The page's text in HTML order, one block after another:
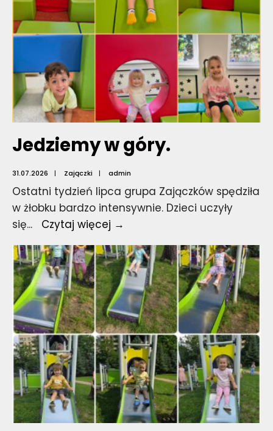
Jedziemy w góry.
31.07.2026 | Zajączki | admin
Ostatni tydzień lipca grupa Zajączków spędziła
w żłobku bardzo intensywnie. Dzieci uczyły
się... Czytaj więcej →
góry.